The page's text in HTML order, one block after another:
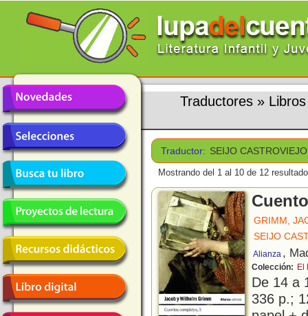
Traductores »
Traductor: SEIJO
Mostrando del 1 al 10 de 12
GRIMM,
SEIJO
Alianza ,
Colección: El
De 14 a
336 p.;